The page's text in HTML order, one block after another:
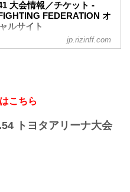
大会情報／チケット -
FEDERATION オ
ルサイト
ングファイトは13:00開始
jp.rizinff.com
こちら
トヨタアリーナ大会